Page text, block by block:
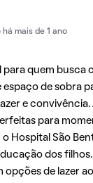
há mais de 1 ano
para quem
de sobra
e
para
Hospital São
dos
de lazer